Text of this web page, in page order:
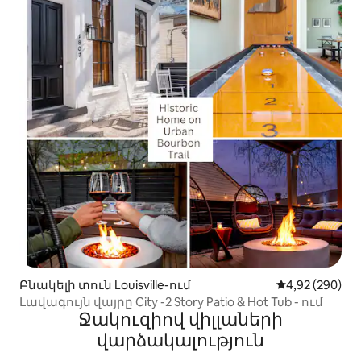
Բնակելի տուն Louisville-ում Միջին
4,92 (290)
Լավագույն վայրը City -2 Story Patio & Hot Tub - ում
Ջակուզիով վիլլաների
վարձակալություն